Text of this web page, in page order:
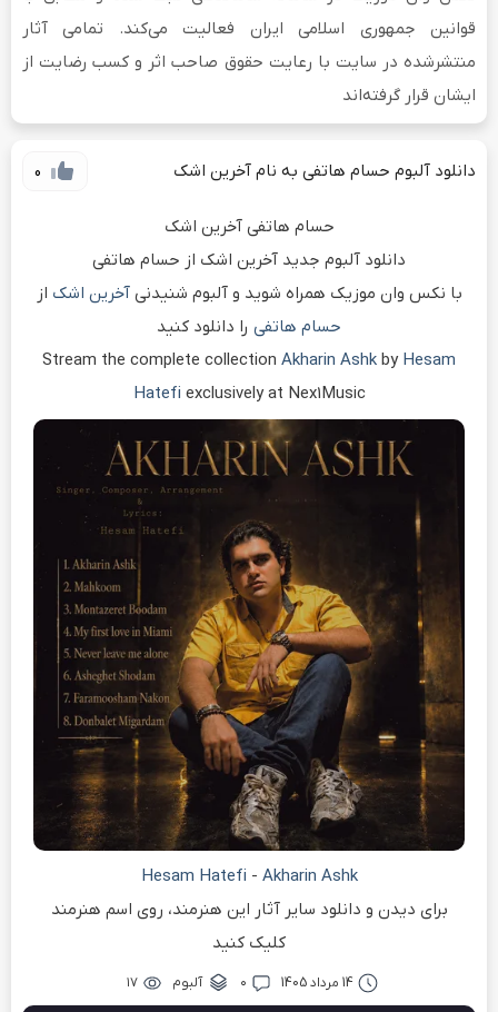
قوانین جمهوری اسلامی ایران فعالیت می‌کند. تمامی آثار
منتشرشده در سایت با رعایت حقوق صاحب اثر و کسب رضایت از
ایشان قرار گرفته‌اند
0 دانلود آلبوم حسام هاتفی به نام آخرین اشک
حسام هاتفی آخرین اشک
دانلود آلبوم جدید آخرین اشک از حسام هاتفی
با نکس وان موزیک همراه شوید و آلبوم شنیدنیآخرین اشک از
حسام هاتفی را دانلود کنید
Stream the complete collection Akharin Ashk by Hesam
Hatefi exclusively at Nex1Music
Hesam Hatefi - Akharin Ashk
برای دیدن و دانلود سایر آثار این هنرمند، روی اسم هنرمند
کلیک کنید
14 مرداد 1405 ۰ آلبوم ۱۷